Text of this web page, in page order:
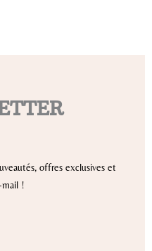
offres exclusives et
mail !